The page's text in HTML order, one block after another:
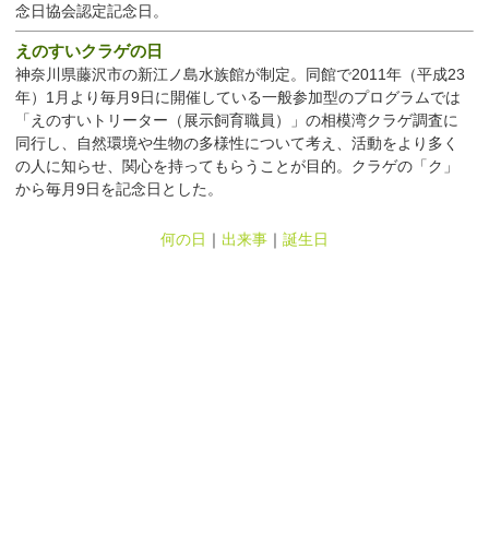
念日協会認定記念日。
えのすいクラゲの日
神奈川県藤沢市の新江ノ島水族館が制定。同館で2011年（平成23
年）1月より毎月9日に開催している一般参加型のプログラムでは
「えのすいトリーター（展示飼育職員）」の相模湾クラゲ調査に
同行し、自然環境や生物の多様性について考え、活動をより多く
の人に知らせ、関心を持ってもらうことが目的。クラゲの「ク」
から毎月9日を記念日とした。
何の日 ｜ 出来事 ｜ 誕生日